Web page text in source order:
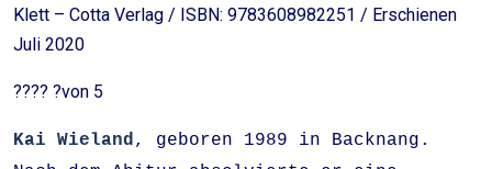
Klett – Cotta Verlag / ISBN: 9783608982251 / Erschienen
Juli 2020
???? ?von 5
Kai Wieland, geboren 1989 in Backnang.